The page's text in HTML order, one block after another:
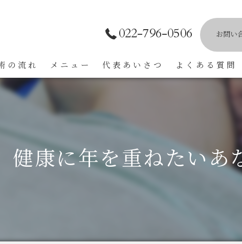
022-796-0506 お問い
の流れ メニュー 代表あいさつ よくある質問
健康に年を重ねたいあ